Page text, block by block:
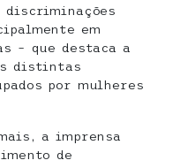
discriminações
em
– que destaca a
distintas
por mulheres
a imprensa
de